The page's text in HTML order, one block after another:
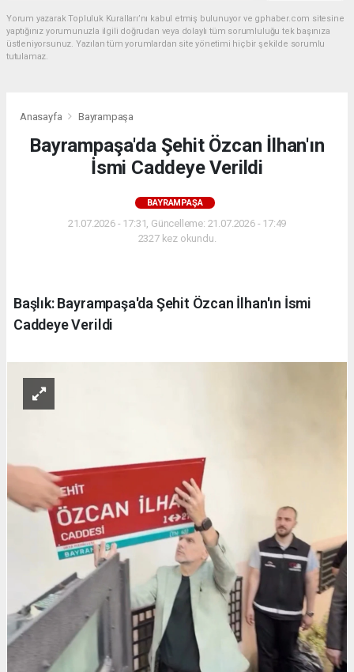
Yorum yazarak Topluluk Kuralları’nı kabul etmiş bulunuyor ve gphaber.com sitesine
yaptığınız yorumunuzla ilgili doğrudan veya dolaylı tüm sorumluluğu tek başınıza
üstleniyorsunuz. Yazılan tüm yorumlardan site yönetimi hiçbir şekilde sorumlu
tutulamaz.
Anasayfa Bayrampaşa
Bayrampaşa'da Şehit Özcan İlhan'ın
İsmi Caddeye Verildi
BAYRAMPAŞA
21.07.2026 - 17:31, Güncelleme: 21.07.2026 - 17:49
2327 kez okundu.
Başlık: Bayrampaşa'da Şehit Özcan İlhan'ın İsmi
Caddeye Verildi